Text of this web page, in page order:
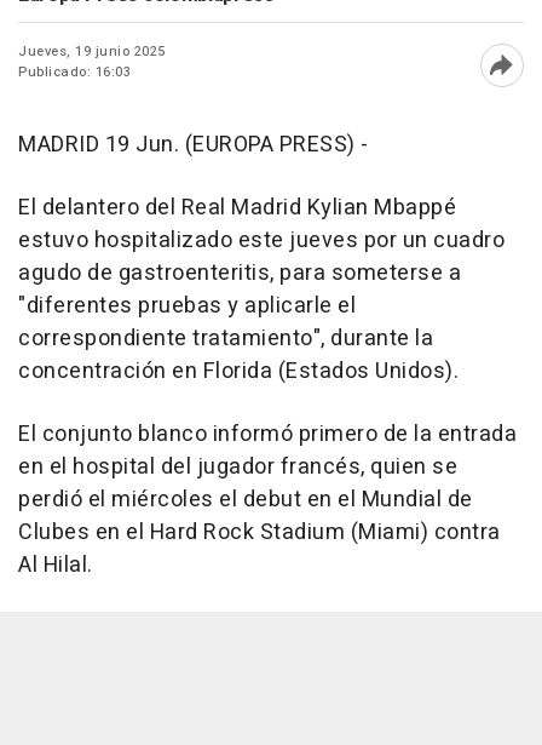
Jueves, 19 junio 2025
Publicado: 16:03
MADRID 19 Jun. (EUROPA PRESS) -
El delantero del Real Madrid Kylian Mbappé
estuvo hospitalizado este jueves por un cuadro
agudo de gastroenteritis, para someterse a
"diferentes pruebas y aplicarle el
correspondiente tratamiento", durante la
concentración en Florida (Estados Unidos).
El conjunto blanco informó primero de la entrada
en el hospital del jugador francés, quien se
perdió el miércoles el debut en el Mundial de
Clubes en el Hard Rock Stadium (Miami) contra
Al Hilal.